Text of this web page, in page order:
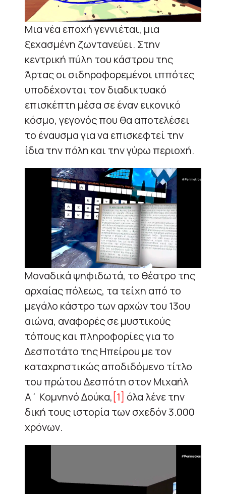
Μια νέα εποχή γεννιέται, μια
ξεχασμένη ζωντανεύει. Στην
κεντρική πύλη του κάστρου της
Άρτας οι σιδηροφορεμένοι ιππότες
υποδέχονται τον διαδικτυακό
επισκέπτη μέσα σε έναν εικονικό
κόσμο, γεγονός που θα αποτελέσει
το έναυσμα για να επισκεφτεί την
ίδια την πόλη και την γύρω περιοχή.
Μοναδικά ψηφιδωτά, το θέατρο της
αρχαίας πόλεως, τα τείχη από το
μεγάλο κάστρο των αρχών του 13ου
αιώνα, αναφορές σε μυστικούς
τόπους και πληροφορίες για το
Δεσποτάτο της Ηπείρου με τον
καταχρηστικώς αποδιδόμενο τίτλο
του πρώτου Δεσπότη στον Μιχαήλ
Α΄ Κομνηνό Δούκα, [1] όλα λένε την
δική τους ιστορία των σχεδόν 3.000
χρόνων.